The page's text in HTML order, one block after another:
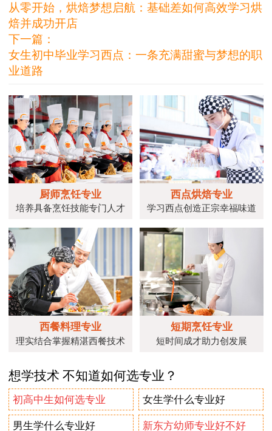
从零开始，烘焙梦想启航：基础差如何高效学习烘
焙并成功开店
下一篇：
女生初中毕业学习西点：一条充满甜蜜与梦想的职
业道路
厨师烹饪专业
培养具备烹饪技能专门人才
西点烘焙专业
学习西点创造正宗幸福味道
西餐料理专业
理实结合掌握精湛西餐技术
短期烹饪专业
短时间成才助力创发展
想学技术 不知道如何选专业？
初高中生如何选专业 女生学什么专业好
男生学什么专业好 新东方幼师专业好不好